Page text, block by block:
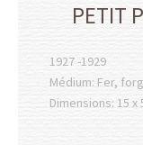
PETIT
1927 -1929
Médium: Fer,
Dimensions: 15 x